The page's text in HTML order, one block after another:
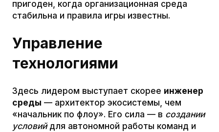
устанавливает общий язык между этими
сообществами, формирует коллектив,
подчёркивает, что при трансфере
технологий «ключевые предпосылки —
предпринимательский дух и деловое
мышление». Без такого подхода даже
остаться невостребованными.
Международные примеры иллюстрируют
эти принципы. Так, Fraunhofer-Gesellschaft
поддерживает сотни спин-оффов на основе
своих разработок: их стартапы привлекают